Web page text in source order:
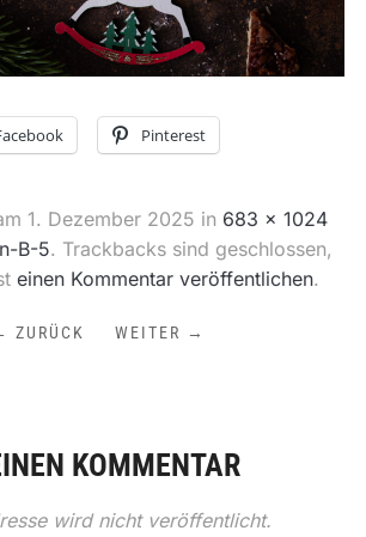
Pinterest
1. Dezember 2025 in 683 × 1024
B-5. Trackbacks sind geschlossen,
einen Kommentar veröffentlichen.
ZURÜCK WEITER →
KOMMENTAR
wird nicht veröffentlicht.